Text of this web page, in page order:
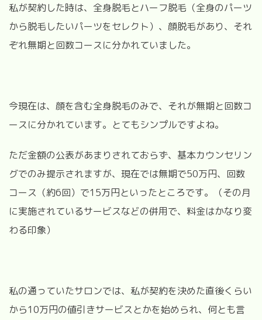
私が契約した時は、全身脱毛とハーフ脱毛（全身のパーツ
から脱毛したいパーツをセレクト）、顔脱毛があり、それ
ぞれ無期と回数コースに分かれていました。
今現在は、顔を含む全身脱毛のみで、それが無期と回数コ
ースに分かれています。とてもシンプルですよね。
ただ金額の公表があまりされておらず、基本カウンセリン
グでのみ提示されますが、現在では無期で50万円、回数
コース（約6回）で15万円といったところです。（その月
に実施されているサービスなどの併用で、料金はかなり変
わる印象）
私の通っていたサロンでは、私が契約を決めた直後くらい
から10万円の値引きサービスとかを始められ、何とも言